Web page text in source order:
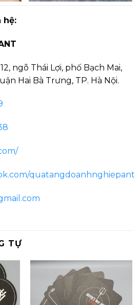
hệ:
ngõ Thái Lợi, phố Bạch Mai,
Hai Bà Trưng, TP. Hà Nội.
quatangdoanhnghiepant
TỰ